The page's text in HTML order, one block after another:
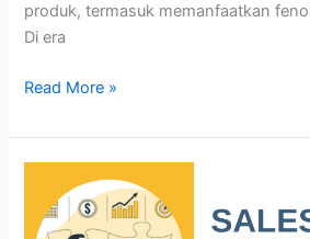
produk, termasuk memanfaatkan
Di era
Read More »
PARTNERSHIP